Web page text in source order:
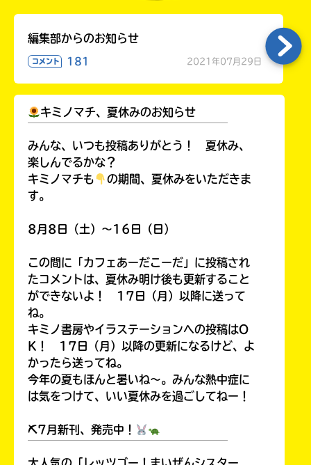
編集部からのお知らせ
コメント 181 2021年07月29日
キミノマチ、夏休みのお知らせ
みんな、いつも投稿ありがとう！ 夏休み、
楽しんでるかな？
キミノマチも
の期間、夏休みをいただきま
す。
8月8日（土）～16日（日）
この間に「カフェあーだこーだ」に投稿され
たコメントは、夏休み明け後も更新すること
ができないよ！ 17日（月）以降に送って
ね。
キミノ書房やイラステーションへの投稿はO
K！ 17日（月）以降の更新になるけど、よ
かったら送ってね。
今年の夏もほんと暑いね～。みんな熱中症に
は気をつけて、いい夏休みを過ごしてねー！
⛏7月新刊、発売中！